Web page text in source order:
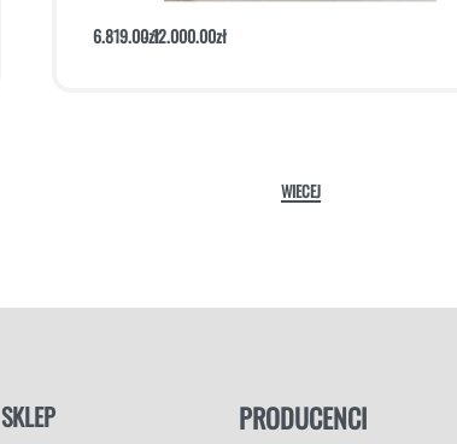
6.819.00zł12.000.00zł
SKLEP PRODUCENCI